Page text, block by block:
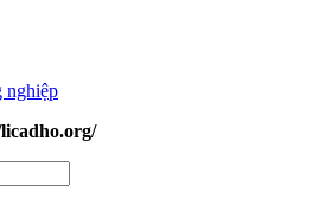
nghiệp